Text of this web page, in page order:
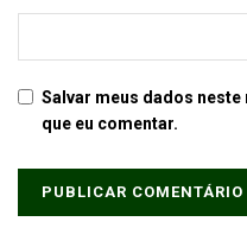
Salvar meus dados neste
que eu comentar.